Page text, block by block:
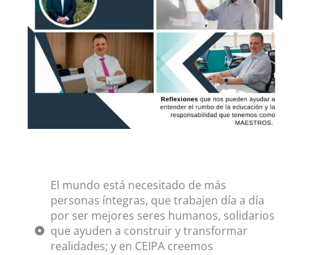
El mundo está necesitado de más
personas íntegras, que trabajen día a día
por ser mejores seres humanos, solidarios
que ayuden a construir y transformar
realidades; y en CEIPA creemos